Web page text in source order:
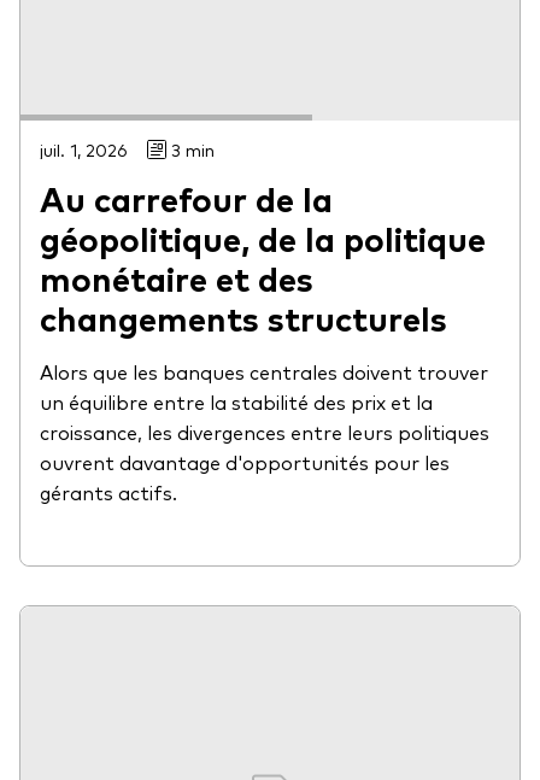
juil. 1, 2026 3 min
Au carrefour de la
géopolitique, de la politique
monétaire et des
changements structurels
Alors que les banques centrales doivent trouver
un équilibre entre la stabilité des prix et la
croissance, les divergences entre leurs politiques
ouvrent davantage d'opportunités pour les
gérants actifs.